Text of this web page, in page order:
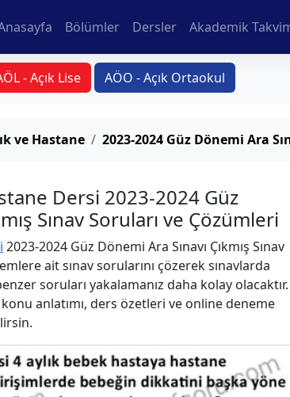
Bölümler Dersler Akademik
- Açık Lise AÖO - Açık Ortaokul
ve Hastane 2023-2024 Güz Dönemi Ara
Dersi 2023-2024 Güz
Sınav Soruları ve Çözümleri
2023-2024 Güz Dönemi Ara Sınavı Çıkmış Sınav
ait sınav sorularını çözerek sınavlarda
soruları yakalamanız daha kolay olacaktır.
konu anlatımı, ders özetleri ve online deneme